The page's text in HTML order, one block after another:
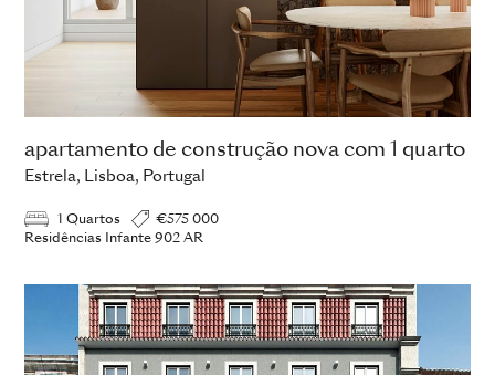
apartamento de construção nova com 1 quarto
Estrela, Lisboa, Portugal
1 Quartos
€575 000
Residências Infante 902 AR